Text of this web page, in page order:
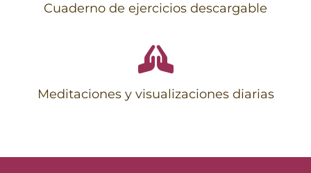
Cuaderno de ejercicios descargable
Meditaciones y visualizaciones diarias